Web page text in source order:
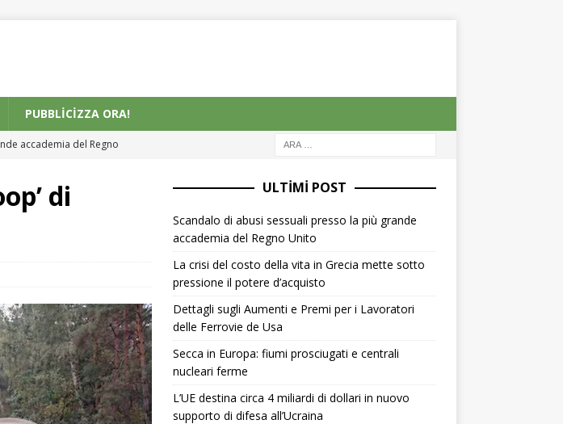
PUBBLICIZZA ORA!
accademia del Regno
pressione il potere
nucleari ferme
EUROPE
supporto di difesa
di
ULTIMI POST
Scandalo di abusi sessuali presso la più grande
accademia del Regno Unito
La crisi del costo della vita in Grecia mette sotto
pressione il potere d’acquisto
Dettagli sugli Aumenti e Premi per i Lavoratori
delle Ferrovie de Usa
Secca in Europa: fiumi prosciugati e centrali
nucleari ferme
L’UE destina circa 4 miliardi di dollari in nuovo
supporto di difesa all’Ucraina